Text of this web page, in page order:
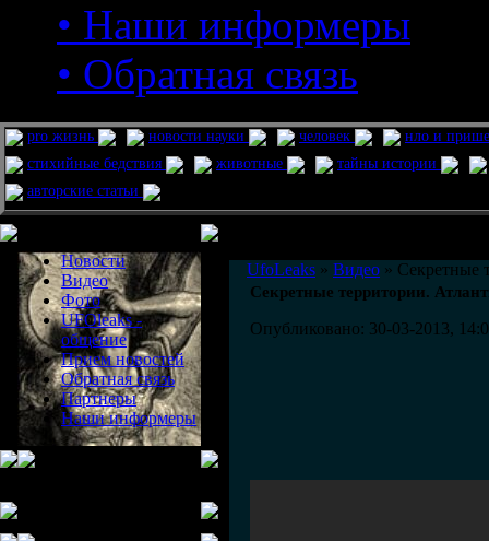
• Наши информеры
• Обратная связь
pro жизнь новости науки человек
нло и
стихийные бедствия
животные
тайны истории
авторские статьи
Новости
Видео
Фото
UFOleaks -
общение
Прием новостей
Обратная связь
Партнеры
Наши информеры
UfoLeaks » Видео » Секретные
Секретные территории.
Опубликовано: 30-03-2013,